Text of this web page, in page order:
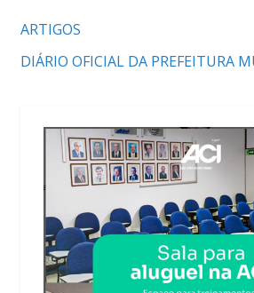
ARTIGOS
DIÁRIO OFICIAL DA PREFEITURA